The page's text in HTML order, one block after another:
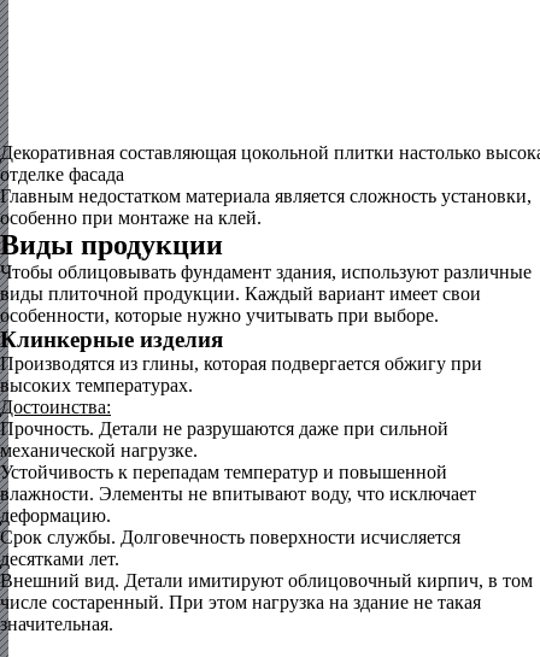
Декоративная составляющая цокольной плитки настолько
отделке фасада
Главным недостатком материала является сложность установки,
особенно при монтаже на клей.
Виды продукции
Чтобы облицовывать фундамент здания, используют различные
виды плиточной продукции. Каждый вариант имеет свои
особенности, которые нужно учитывать при выборе.
Клинкерные изделия
Производятся из глины, которая подвергается обжигу при
высоких температурах.
Достоинства:
Прочность. Детали не разрушаются даже при сильной
механической нагрузке.
Устойчивость к перепадам температур и повышенной
влажности. Элементы не впитывают воду, что исключает
деформацию.
Срок службы. Долговечность поверхности исчисляется
десятками лет.
Внешний вид. Детали имитируют облицовочный кирпич, в том
числе состаренный. При этом нагрузка на здание не такая
значительная.